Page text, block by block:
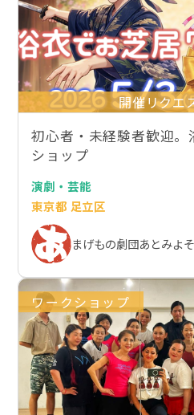
開催リクエ
初心者・未経験者歓迎。
ショップ
演劇・芸能
東京都 足立区
まげもの劇団あとみよ
ワークショップ